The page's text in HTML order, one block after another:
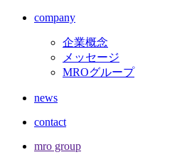
company
企業概念
メッセージ
MROグループ
news
contact
mro group